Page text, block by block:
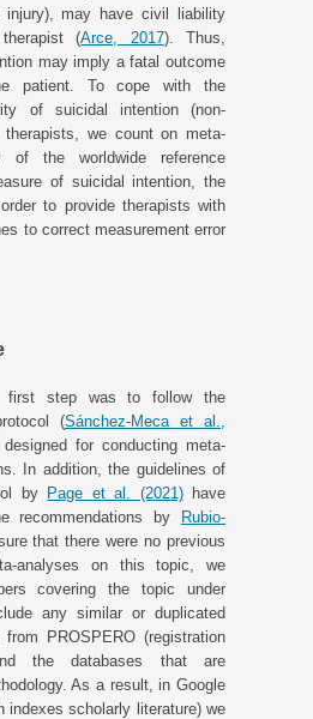
injury), may have civil liability
(Arce, 2017). Thus,
may imply a fatal outcome
patient. To cope with the
of suicidal intention (non-
we count on meta-
the worldwide reference
of suicidal intention, the
to provide therapists with
to correct measurement error
first step was to follow the
(Sánchez-Meca et al.,
for conducting meta-
In addition, the guidelines of
by Page et al. (2021)have
recommendations by Rubio-
that there were no previous
analyses on this topic, we
covering the topic under
any similar or duplicated
PROSPERO (registration
the databases that are
As a result, in Google
indexes scholarly literature) we